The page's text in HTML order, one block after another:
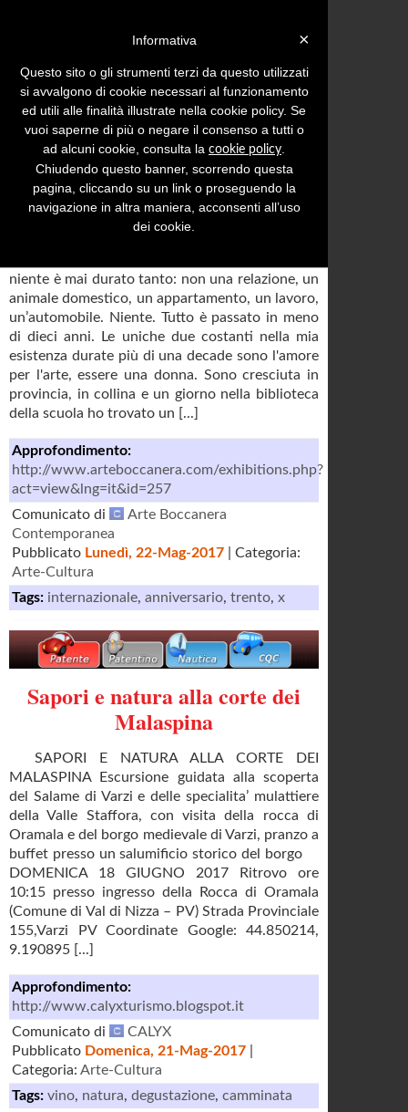
Menu Inserisci comunicato
Comunicati stampa con tema: Arte-Cultura
Pag. 486
X (2007-2017). 10 anni.
niente è mai durato tanto: non una relazione, un
animale domestico, un appartamento, un lavoro,
un’automobile. Niente. Tutto è passato in meno
di dieci anni. Le uniche due costanti nella mia
esistenza durate più di una decade sono l'amore
per l'arte, essere una donna. Sono cresciuta in
provincia, in collina e un giorno nella biblioteca
della scuola ho trovato un [...]
Approfondimento:
http://www.arteboccanera.com/exhibitions.php?
act=view&lng=it&id=257
Comunicato di
Arte Boccanera
Contemporanea
Pubblicato Lunedì, 22-Mag-2017 | Categoria:
Arte-Cultura
Tags: internazionale, anniversario, trento, x
Sapori e natura alla corte dei
Malaspina
SAPORI E NATURA ALLA CORTE DEI
MALASPINA Escursione guidata alla scoperta
del Salame di Varzi e delle specialita’ mulattiere
della Valle Staffora, con visita della rocca di
Oramala e del borgo medievale di Varzi, pranzo a
buffet presso un salumificio storico del borgo
DOMENICA 18 GIUGNO 2017 Ritrovo ore
10:15 presso ingresso della Rocca di Oramala
(Comune di Val di Nizza – PV) Strada Provinciale
155,Varzi PV Coordinate Google: 44.850214,
9.190895 [...]
Approfondimento:
http://www.calyxturismo.blogspot.it
Comunicato di
CALYX
Pubblicato Domenica, 21-Mag-2017
Categoria: Arte-Cultura
Tags: vino, natura, degustazione, camminata
×
Informativa
Questo sito o gli strumenti terzi da questo utilizzati
si avvalgono di cookie necessari al funzionamento
ed utili alle finalità illustrate nella cookie policy. Se
vuoi saperne di più o negare il consenso a tutti o
ad alcuni cookie, consulta la cookie policy
Chiudendo questo banner, scorrendo questa
pagina, cliccando su un link o proseguendo la
navigazione in altra maniera, acconsenti all’uso
dei cookie.